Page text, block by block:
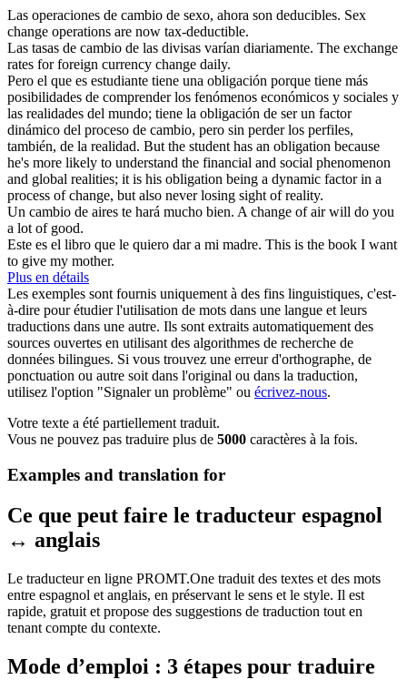
Las operaciones de cambio de sexo, ahora son deducibles. Sex
change operations are now tax-deductible.
Las tasas de cambio de las divisas varían diariamente. The exchange
rates for foreign currency change daily.
Pero el que es estudiante tiene una obligación porque tiene más
posibilidades de comprender los fenómenos económicos y sociales y
las realidades del mundo; tiene la obligación de ser un factor
dinámico del proceso de cambio, pero sin perder los perfiles,
también, de la realidad. But the student has an obligation because
he's more likely to understand the financial and social phenomenon
and global realities; it is his obligation being a dynamic factor in a
process ofchange, but also never losing sight of reality.
Un cambio de aires te hará mucho bien. A change of air will do you
a lot of good.
Este es el libro que le quiero dara mi madre. This is the book I want
to give my mother.
Plus en détails
Les exemples sont fournis uniquement à des fins linguistiques, c'est-
à-dire pour étudier l'utilisation de mots dans une langue et leurs
traductions dans une autre. Ils sont extraits automatiquement des
sources ouvertes en utilisant des algorithmes de recherche de
données bilingues. Si vous trouvez une erreur d'orthographe, de
ponctuation ou autre soit dans l'original ou dans la traduction,
utilisez l'option "Signaler un problème" ou écrivez-nous.
Votre texte a été partiellement traduit.
Vous ne pouvez pas traduire plus de 5000 caractères à la fois.
Examples and translation for
Ce que peut faire le traducteur espagnol
↔ anglais
Le traducteur en ligne PROMT.One traduit des textes et des mots
entre espagnol et anglais, en préservant le sens et le style. Il est
rapide, gratuit et propose des suggestions de traduction tout en
tenant compte du contexte.
Mode d’emploi : 3 étapes pour traduire